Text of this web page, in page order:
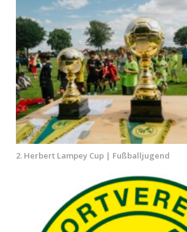
2. Herbert Lampey Cup | Fußballjugend